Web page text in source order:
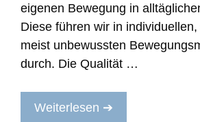
eigenen Bewegung in
Diese führen wir in
meist unbewussten
durch. Die Qualität …
Weiterlesen ➔